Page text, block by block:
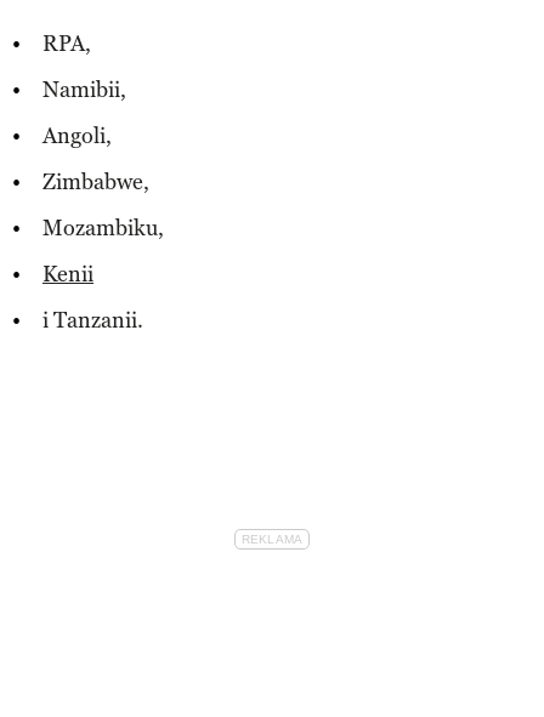
RPA,
Namibii,
Angoli,
Zimbabwe,
Mozambiku,
Kenii
i Tanzanii.